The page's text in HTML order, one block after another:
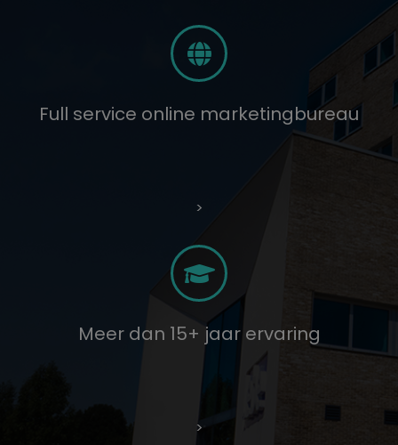
Full service online marketingbureau
>
Meer dan 15+ jaar ervaring
>